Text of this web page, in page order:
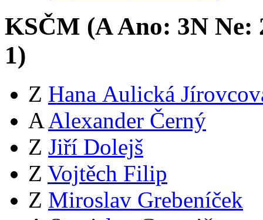
KSČM (AAno: 3N Ne:
1)
Z Hana Aulická
A Alexander Černý
Z Jiří Dolejš
Z Vojtěch Filip
Z Miroslav Grebeníček